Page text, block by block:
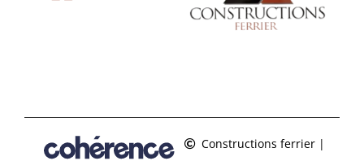
Constructions ferrier |